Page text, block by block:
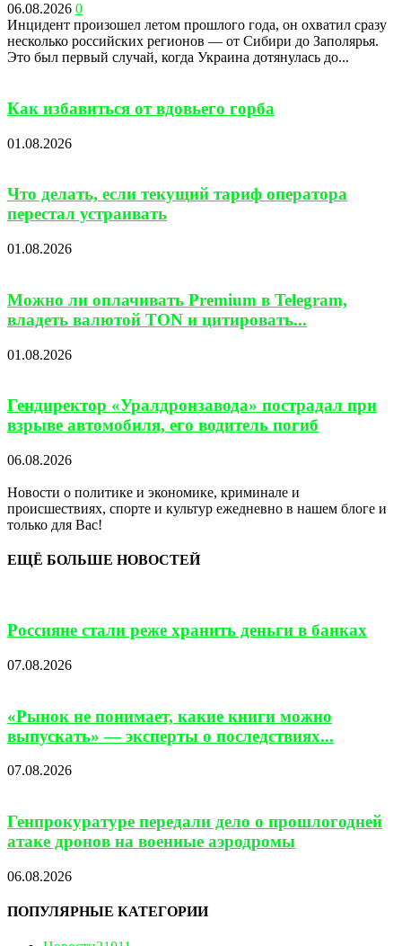
06.08.2026 0
Инцидент произошел летом прошлого года, он охватил сразу
несколько российских регионов — от Сибири до Заполярья.
Это был первый случай, когда Украина дотянулась до...
Как избавиться от вдовьего горба
01.08.2026
Что делать, если текущий тариф оператора
перестал устраивать
01.08.2026
Можно ли оплачивать Premium в Telegram,
владеть валютой TON и цитировать...
01.08.2026
Гендиректор «Уралдронзавода» пострадал при
взрыве автомобиля, его водитель погиб
06.08.2026
Новости о политике и экономике, криминале и
происшествиях, спорте и культур ежедневно в нашем блоге и
только для Вас!
ЕЩЁ БОЛЬШЕ НОВОСТЕЙ
Россияне стали реже хранить деньги в банках
07.08.2026
«Рынок не понимает, какие книги можно
выпускать» — эксперты о последствиях...
07.08.2026
Генпрокуратуре передали дело о прошлогодней
атаке дронов на военные аэродромы
06.08.2026
ПОПУЛЯРНЫЕ КАТЕГОРИИ